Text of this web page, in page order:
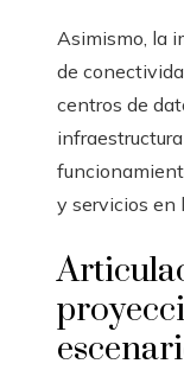
Asimismo, la
de
centros de
y servicios en